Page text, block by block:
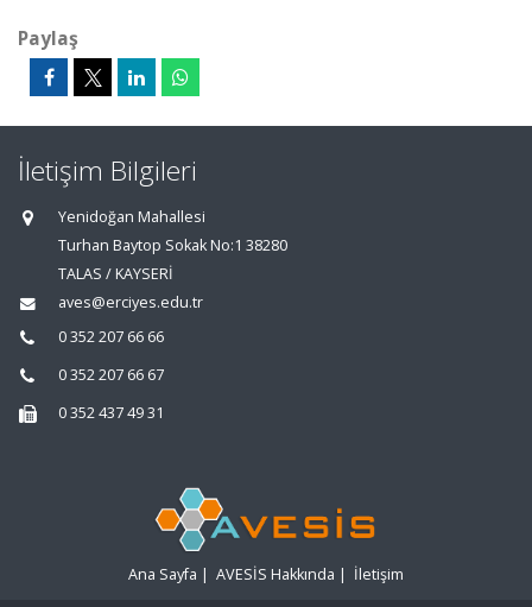
Paylaş
İletişim Bilgileri
Yenidoğan Mahallesi
Turhan Baytop Sokak No:1 38280
TALAS / KAYSERİ
aves@erciyes.edu.tr
0 352 207 66 66
0 352 207 66 67
0 352 437 49 31
Ana Sayfa | AVESİS Hakkında | İletişim